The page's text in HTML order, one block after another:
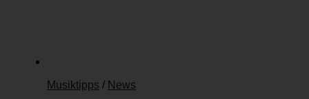
Musiktipps / News